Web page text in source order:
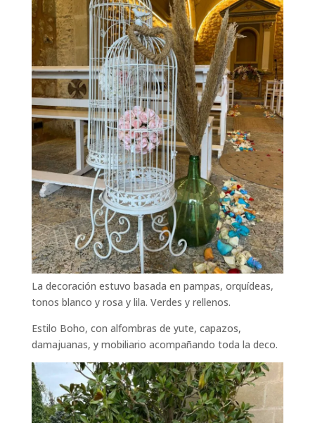
La decoración estuvo basada en pampas, orquídeas,
tonos blanco y rosa y lila. Verdes y rellenos.
Estilo Boho, con alfombras de yute, capazos,
damajuanas, y mobiliario acompañando toda la deco.